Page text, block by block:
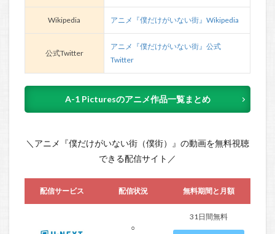
Wikipedia アニメ『僕だけがいない街』Wikipedia
公式Twitter
アニメ『僕だけがいない街』公式
Twitter
A-1 Picturesのアニメ作品一覧まとめ
＼アニメ『僕だけがいない街（僕街）』の動画を無料視聴
できる配信サイト／
配信サービス 配信状況 無料期間と月額
○
31日間無料